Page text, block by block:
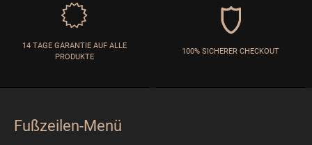
14 TAGE GARANTIE AUF ALLE
PRODUKTE
100% SICHERER CHECKOUT
Fußzeilen-Menü